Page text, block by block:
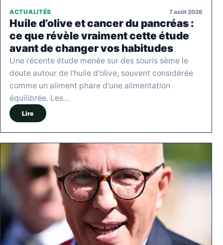
ACTUALITÉS 7 août 2026
Huile d’olive et cancer du pancréas :
ce que révèle vraiment cette étude
avant de changer vos habitudes
Une récente étude menée sur des souris sème le
doute autour de l'huile d'olive, souvent considérée
comme un aliment phare d'une alimentation
équilibrée. Les…
Lire